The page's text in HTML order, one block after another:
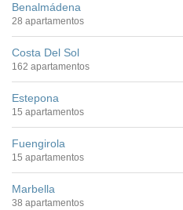
Benalmádena
28 apartamentos
Costa Del Sol
162 apartamentos
Estepona
15 apartamentos
Fuengirola
15 apartamentos
Marbella
38 apartamentos